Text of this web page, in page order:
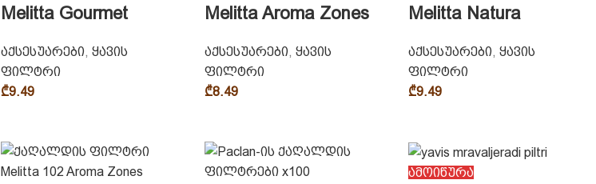
Melitta Gourmet
აქსესუარები, ყავის
ფილტრი
₾9.49
Melitta Aroma Zones
აქსესუარები, ყავის
ფილტრი
₾8.49
Melitta Natura
აქსესუარები, ყავის
ფილტრი
₾9.49
ამოიწურა